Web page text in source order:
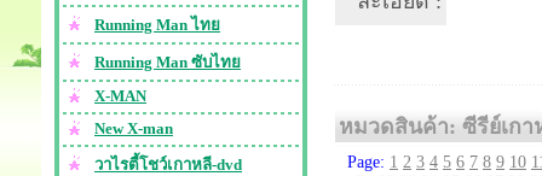
Running Man ไทย
Running Man ซับไทย
X-MAN
New X-man
วาไรตี้โชว์เกาหลี-dvd
หมวดสินค้า: ซีรีย์เก
Page: 1 2 3 4 5 6 7 8 9 10